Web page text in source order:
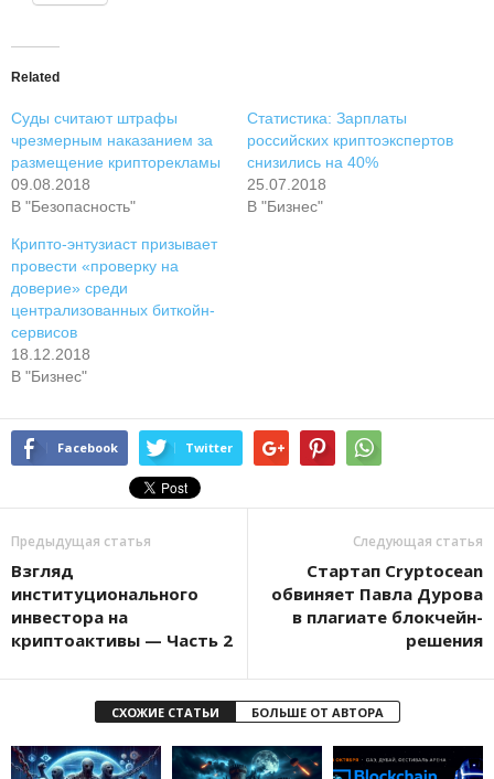
Related
Суды считают штрафы
чрезмерным наказанием за
размещение крипторекламы
09.08.2018
В "Безопасность"
Статистика: Зарплаты
российских криптоэкспертов
снизились на 40%
25.07.2018
В "Бизнес"
Крипто-энтузиаст призывает
провести «проверку на
доверие» среди
централизованных биткойн-
сервисов
18.12.2018
В "Бизнес"
Facebook Twitter
Предыдущая статья
Взгляд
институционального
инвестора на
криптоактивы — Часть 2
Следующая статья
Стартап Cryptocean
обвиняет Павла Дурова
в плагиате блокчейн-
решения
СХОЖИЕ СТАТЬИ БОЛЬШЕ ОТ АВТОРА